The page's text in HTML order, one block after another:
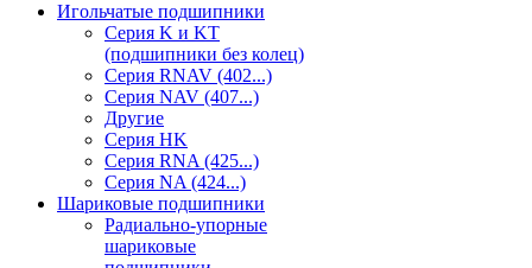
Игольчатые подшипники
Серия K и KT
(подшипники без колец)
Серия RNAV (402...)
Серия NAV (407...)
Другие
Серия HK
Серия RNA (425...)
Серия NA (424...)
Шариковые подшипники
Радиально-упорные
шариковые